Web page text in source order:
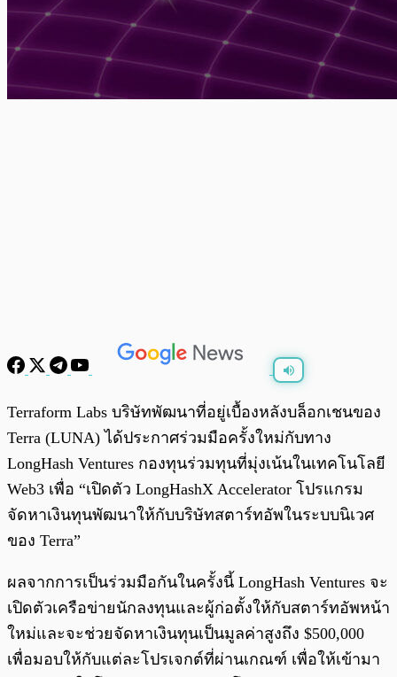
0:00
Terraform Labs บริษัทพัฒนาที่อยู่เบื้องหลังบล็อกเชนของ
Terra (LUNA) ได้ประกาศร่วมมือครั้งใหม่กับทาง
LongHash Ventures กองทุนร่วมทุนที่มุ่งเน้นในเทคโนโลยี
Web3 เพื่อ “เปิดตัว LongHashX Accelerator โปรแกรม
จัดหาเงินทุนพัฒนาให้กับบริษัทสตาร์ทอัพในระบบนิเวศ
ของ Terra”
ผลจากการเป็นร่วมมือกันในครั้งนี้ LongHash Ventures จะ
เปิดตัวเครือข่ายนักลงทุนและผู้ก่อตั้งให้กับสตาร์ทอัพหน้า
ใหม่และจะช่วยจัดหาเงินทุนเป็นมูลค่าสูงถึง $500,000
เพื่อมอบให้กับแต่ละโปรเจกต์ที่ผ่านเกณฑ์ เพื่อให้เข้ามา